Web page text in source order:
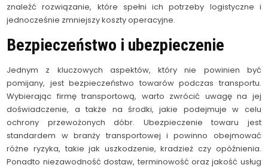
znaleźć rozwiązanie, które spełni ich potrzeby logistyczne i
jednocześnie zmniejszy koszty operacyjne.
Bezpieczeństwo i ubezpieczenie
Jednym z kluczowych aspektów, który nie powinien być
pomijany, jest bezpieczeństwo towarów podczas transportu.
Wybierając firmę transportową, warto zwrócić uwagę na jej
doświadczenie, a także na środki, jakie podejmuje w celu
ochrony przewożonych dóbr. Ubezpieczenie towaru jest
standardem w branży transportowej i powinno obejmować
różne ryzyka, takie jak uszkodzenie, kradzież czy opóźnienia.
Ponadto niezawodność dostaw, terminowość oraz jakość usług